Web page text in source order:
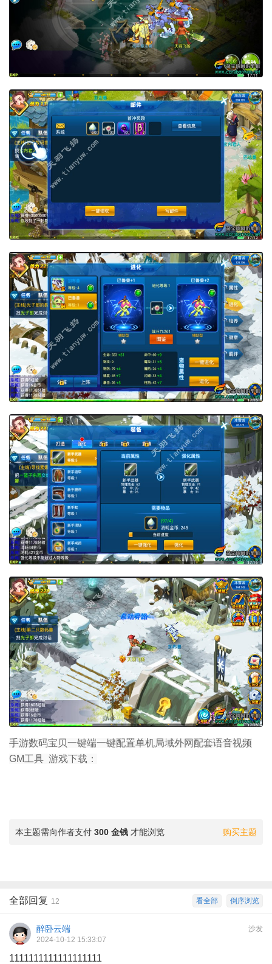
手游数码宝贝一键端一键配置单机局域外网配套语音视频
GM工具 游戏下载：
购买主题
本主题需向作者支付 300 金钱 才能浏览
倒序浏览
看全部
全部回复 12
沙发
醉卧云端
2024-10-12 15:33:07
1111111111111111111